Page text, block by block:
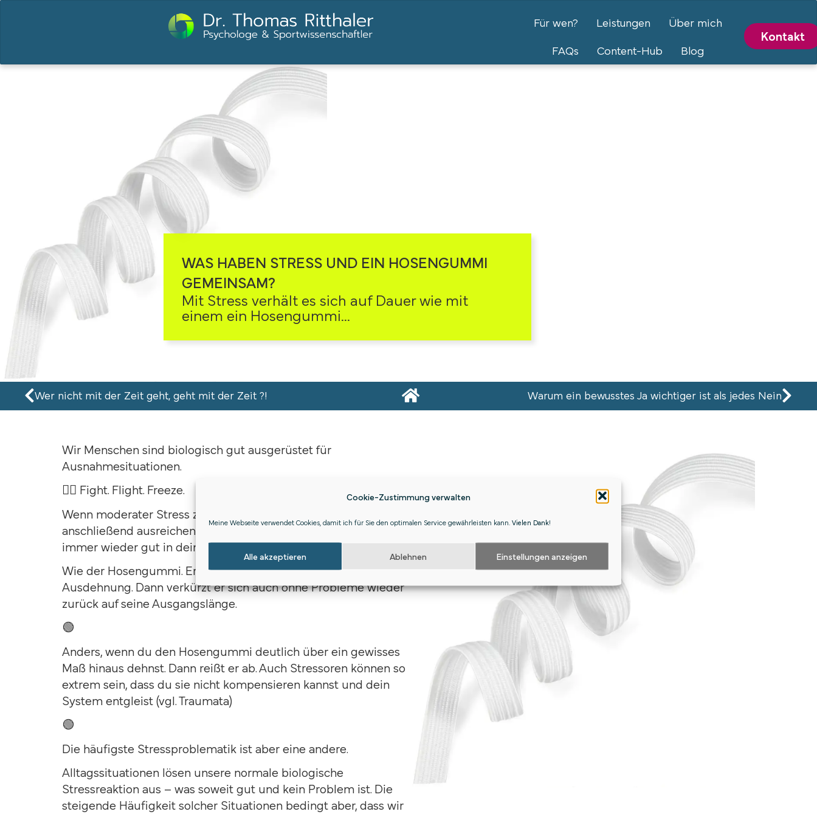
Cookie-Zustimmung verwalten
Meine Webseite verwendet Cookies, damit ich für Sie den optimalen Service gewährleisten kann. Vielen Dank!
Alle akzeptieren Ablehnen Einstellungen anzeigen
Für wen? Leistungen
Über mich
FAQs
Content-Hub Blog
Kontakt
WAS HABEN STRESS UND EIN HOSENGUMMI
GEMEINSAM?
Mit Stress verhält es sich auf Dauer wie mit
einem ein Hosengummi...
Wer nicht mit der Zeit geht, geht mit der Zeit ?! Warum ein bewusstes Ja wichtiger ist als jedes Nein
Wir Menschen sind biologisch gut ausgerüstet für
Ausnahmesituationen.
👉🏻 Fight. Flight. Freeze.
Wenn moderater Stress zeitlich begrenzt bleibt und du
anschließend ausreichend Zeit bekommst, kehrst du auch
immer wieder gut in deinen relaxten Normalzustand zurück.
Wie der Hosengummi. Er ist gebaut für eine normale
Ausdehnung. Dann verkürzt er sich auch ohne Probleme wieder
zurück auf seine Ausgangslänge.
🟢
Anders, wenn du den Hosengummi deutlich über ein gewisses
Maß hinaus dehnst. Dann reißt er ab. Auch Stressoren können so
extrem sein, dass du sie nicht kompensieren kannst und dein
System entgleist (vgl. Traumata)
🟢
Die häufigste Stressproblematik ist aber eine andere.
Alltagssituationen lösen unsere normale biologische
Stressreaktion aus – was soweit gut und kein Problem ist. Die
steigende Häufigkeit solcher Situationen bedingt aber, dass wir